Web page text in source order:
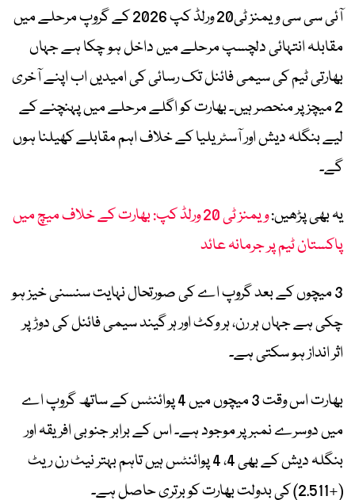
آئی سی سی ویمنز ٹی20 ورلڈ کپ 2026 کے گروپ مرحلے میں
مقابلہ انتہائی دلچسپ مرحلے میں داخل ہو چکا ہے جہاں
بھارتی ٹیم کی سیمی فائنل تک رسائی کی امیدیں اب اپنے آخری
2 میچز پر منحصر ہیں۔ بھارت کو اگلے مرحلے میں پہنچنے کے
لیے بنگلہ دیش اور آسٹریلیا کے خلاف اہم مقابلے کھیلنا ہوں
گے۔
یہ بھی پڑھیں:
ویمنز ٹی 20 ورلڈ کپ: بھارت کے خلاف میچ میں
پاکستان ٹیم پر جرمانہ عائد
3 میچوں کے بعد گروپ اے کی صورتحال نہایت سنسنی خیز ہو
چکی ہے جہاں ہر رن، ہر وکٹ اور ہر گیند سیمی فائنل کی دوڑ پر
اثر انداز ہو سکتی ہے۔
بھارت اس وقت 3 میچوں میں 4 پوائنٹس کے ساتھ گروپ اے
میں دوسرے نمبر پر موجود ہے۔ اس کے برابر جنوبی افریقہ اور
بنگلہ دیش کے بھی 4، 4 پوائنٹس ہیں تاہم بہتر نیٹ رن ریٹ
(+2.511) کی بدولت بھارت کو برتری حاصل ہے۔